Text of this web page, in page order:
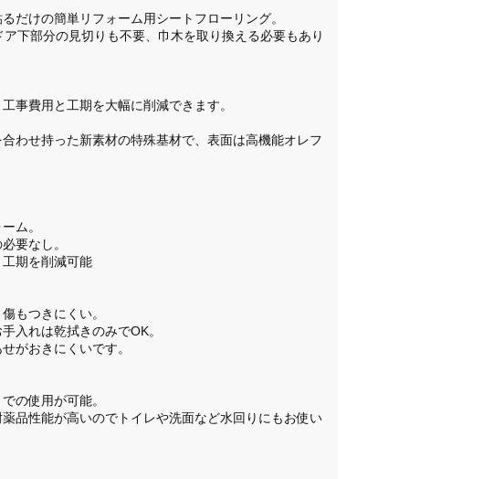
だけの簡単リフォーム用シートフローリング。
下部分の見切りも不要、巾木を取り換える必要もあり
事費用と工期を大幅に削減できます。
わせ持った新素材の特殊基材で、表面は高機能オレフ
ム。
要なし。
期を削減可能
もつきにくい。
入れは乾拭きのみでOK。
がおきにくいです。
の使用が可能。
品性能が高いのでトイレや洗面など水回りにもお使い